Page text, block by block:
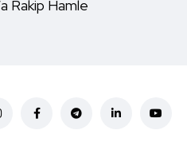
Rakip Hamle